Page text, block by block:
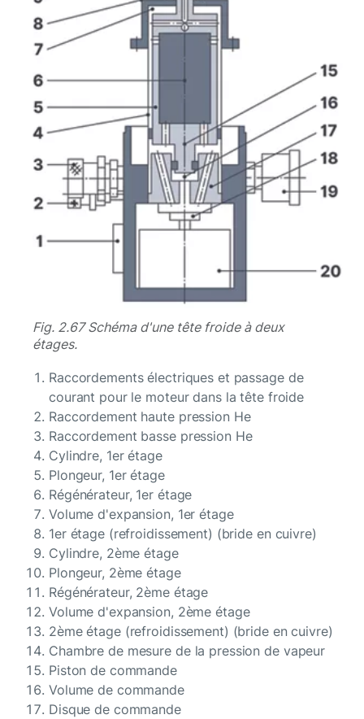
Fig. 2.67 Schéma d'une tête froide à deux
étages.
Raccordements électriques et passage de
courant pour le moteur dans la tête froide
Raccordement haute pression He
Raccordement basse pression He
Cylindre, 1er étage
Plongeur, 1er étage
Régénérateur, 1er étage
Volume d'expansion, 1er étage
1er étage (refroidissement) (bride en cuivre)
Cylindre, 2ème étage
Plongeur, 2ème étage
Régénérateur, 2ème étage
Volume d'expansion, 2ème étage
2ème étage (refroidissement) (bride en cuivre)
Chambre de mesure de la pression de vapeur
Piston de commande
Volume de commande
Disque de commande